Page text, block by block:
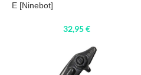
E [Ninebot]
32,95€